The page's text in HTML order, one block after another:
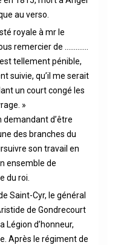
au verso.
royale à mr le
remercier de ………….
tellement pénible,
suivie, qu’il me serait
un court congé les
»
demandant d’être
des branches du
son travail en
ensemble de
du roi.
Saint-Cyr, le général
de Gondrecourt
Légion d’honneur,
Après le régiment de